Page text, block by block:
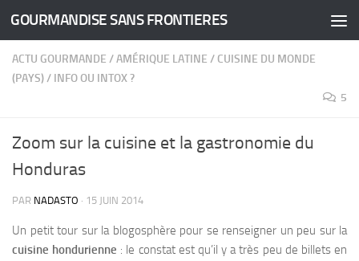
Skip to content
GOURMANDISE SANS FRONTIERES
ACTU GOURMANDE /AMÉRIQUE LATINE / CUISINE DU MONDE
(PAYS)/ INFO OU INTOX ?
5
Zoom sur la cuisine et la gastronomie du
Honduras
PAR NADASTO · 15 JUIN 2014
Un petit tour sur la blogosphère pour se renseigner un peu sur la
cuisine hondurienne : le constat est qu’il y a très peu de billets en